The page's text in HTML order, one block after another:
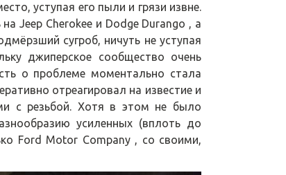
уступая его пыли и грязи извне.
Jeep Cherokee и Dodge Durango , а
сугроб, ничуть не уступая
джиперское сообщество очень
о проблеме моментально стала
отреагировал на известие и
с резьбой. Хотя в этом не было
усиленных (вплоть до
Ford Motor Company , со своими,